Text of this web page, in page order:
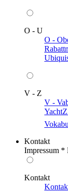
O - U
O -
V - Z
V -
Yacht
Kontakt
Impressum *
Kontakt